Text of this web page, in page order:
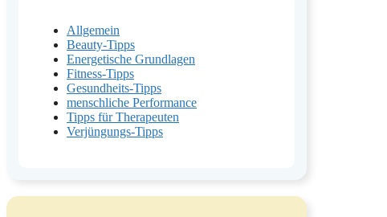
Allgemein
Beauty-Tipps
Energetische Grundlagen
Fitness-Tipps
Gesundheits-Tipps
menschliche Performance
Tipps für Therapeuten
Verjüngungs-Tipps